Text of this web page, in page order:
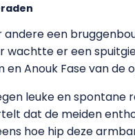
andere een
wachtte er een
en Anouk Fase van
leuke en
dat de meiden
hoe hip deze